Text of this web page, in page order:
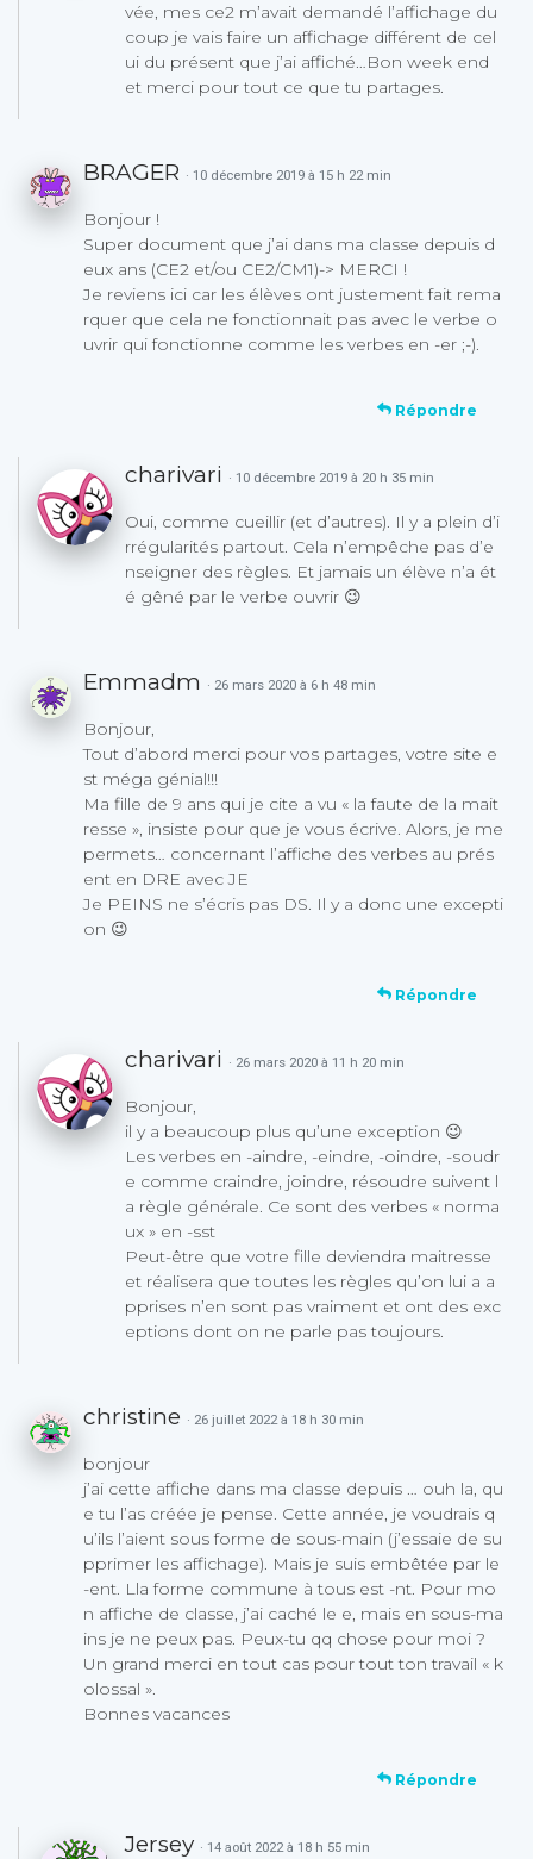
vée, mes ce2 m’avait demandé l’affichage du
coup je vais faire un affichage différent de cel
ui du présent que j’ai affiché…Bon week end
et merci pour tout ce que tu partages.
BRAGER · 10 décembre 2019 à 15 h 22 min
Bonjour !
Super document que j’ai dans ma classe depuis d
eux ans (CE2 et/ou CE2/CM1)-> MERCI !
Je reviens ici car les élèves ont justement fait rema
rquer que cela ne fonctionnait pas avec le verbe o
uvrir qui fonctionne comme les verbes en -er ;-).
Répondre
charivari · 10 décembre 2019 à 20 h 35 min
Oui, comme cueillir (et d’autres). Il y a plein d’i
rrégularités partout. Cela n’empêche pas d’e
nseigner des règles. Et jamais un élève n’a ét
é gêné par le verbe ouvrir 😉
Emmadm · 26 mars 2020 à 6 h 48 min
Bonjour,
Tout d’abord merci pour vos partages, votre site e
st méga génial!!!
Ma fille de 9 ans qui je cite a vu « la faute de la mait
resse », insiste pour que je vous écrive. Alors, je me
permets… concernant l’affiche des verbes au prés
ent en DRE avec JE
Je PEINS ne s’écris pas DS. Il y a donc une excepti
on 😉
Répondre
charivari · 26 mars 2020 à 11 h 20 min
Bonjour,
il y a beaucoup plus qu’une exception 😉
Les verbes en -aindre, -eindre, -oindre, -soudr
e comme craindre, joindre, résoudre suivent l
a règle générale. Ce sont des verbes « norma
ux » en -sst
Peut-être que votre fille deviendra maitresse
et réalisera que toutes les règles qu’on lui a a
pprises n’en sont pas vraiment et ont des exc
eptions dont on ne parle pas toujours.
christine · 26 juillet 2022 à 18 h 30 min
bonjour
j’ai cette affiche dans ma classe depuis … ouh la, qu
e tu l’as créée je pense. Cette année, je voudrais q
u’ils l’aient sous forme de sous-main (j’essaie de su
pprimer les affichage). Mais je suis embêtée par le
-ent. Lla forme commune à tous est -nt. Pour mo
n affiche de classe, j’ai caché le e, mais en sous-ma
ins je ne peux pas. Peux-tu qq chose pour moi ?
Un grand merci en tout cas pour tout ton travail « k
olossal ».
Bonnes vacances
Répondre
Jersey · 14 août 2022 à 18 h 55 min